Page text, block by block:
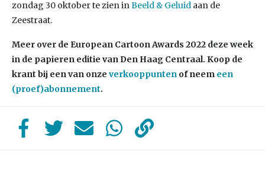
zondag 30 oktober te zien inBeeld & Geluid aan de
Zeestraat.
Meer over de European Cartoon Awards 2022 deze week
in de papieren editie van Den Haag Centraal. Koop de
krant bij een van onze verkooppunten of neem een
(proef)abonnement.